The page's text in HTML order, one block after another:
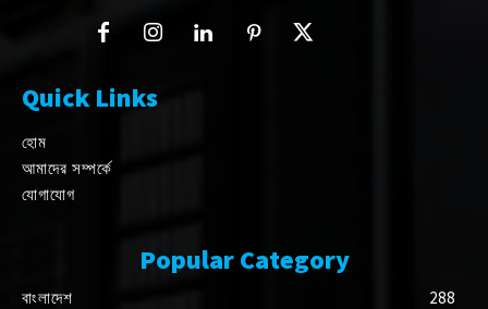
Quick Links
হোম
আমাদের সম্পর্কে
যোগাযোগ
Popular Category
বাংলাদেশ
288